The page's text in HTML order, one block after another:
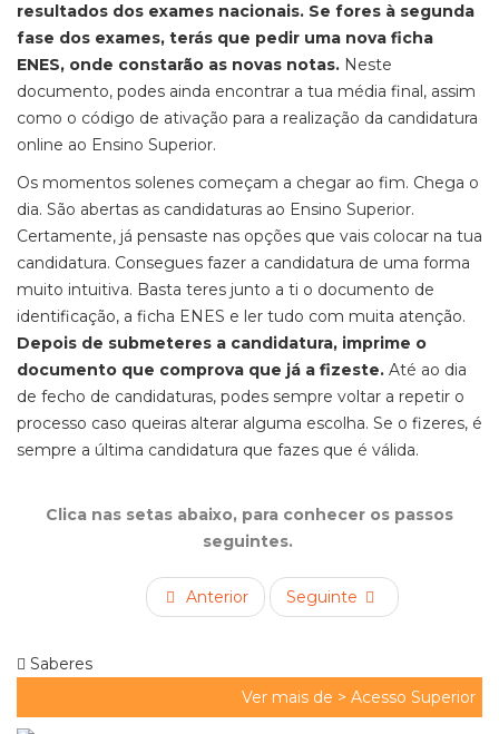
resultados dos exames nacionais. Se fores à segunda
fase dos exames, terás que pedir uma nova ficha
ENES, onde constarão as novas notas. Neste
documento, podes ainda encontrar a tua média final, assim
como o código de ativação para a realização da candidatura
online ao Ensino Superior.
Os momentos solenes começam a chegar ao fim. Chega o
dia. São abertas as candidaturas ao Ensino Superior.
Certamente, já pensaste nas opções que vais colocar na tua
candidatura. Consegues fazer a candidatura de uma forma
muito intuitiva. Basta teres junto a ti o documento de
identificação, a ficha ENES e ler tudo com muita atenção.
Depois de submeteres a candidatura, imprime o
documento que comprova que já a fizeste. Até ao dia
de fecho de candidaturas, podes sempre voltar a repetir o
processo caso queiras alterar alguma escolha. Se o fizeres, é
sempre a última candidatura que fazes que é válida.
Clica nas setas abaixo, para conhecer os passos
seguintes.
Anterior Seguinte
Saberes
Ver mais de > Acesso Superior